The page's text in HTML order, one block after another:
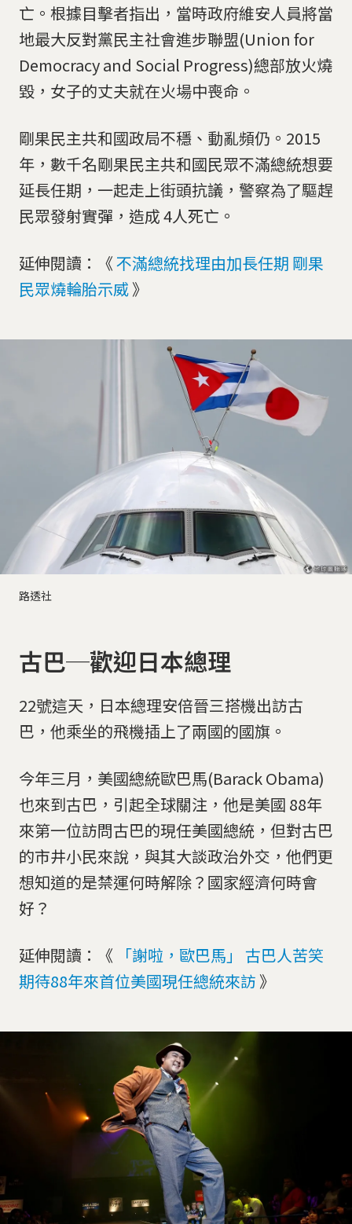
亡。根據目擊者指出，當時政府維安人員將當
地最大反對黨民主社會進步聯盟(Union for
Democracy and Social Progress)總部放火燒
毀，女子的丈夫就在火場中喪命。
剛果民主共和國政局不穩、動亂頻仍。2015
年，數千名剛果民主共和國民眾不滿總統想要
延長任期，一起走上街頭抗議，警察為了驅趕
民眾發射實彈，造成 4人死亡。
延伸閱讀：《不滿總統找理由加長任期 剛果
民眾燒輪胎示威》
路透社
古巴─歡迎日本總理
22號這天，日本總理安倍晉三搭機出訪古
巴，他乘坐的飛機插上了兩國的國旗。
今年三月，美國總統歐巴馬(Barack Obama)
也來到古巴，引起全球關注，他是美國 88年
來第一位訪問古巴的現任美國總統，但對古巴
的市井小民來說，與其大談政治外交，他們更
想知道的是禁運何時解除？國家經濟何時會
好？
延伸閱讀：《
「謝啦，歐巴馬」 古巴人苦笑
期待88年來首位美國現任總統來訪 》